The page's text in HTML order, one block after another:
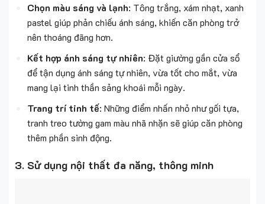
Chọn màu sáng và lạnh: Tông trắng, xám nhạt, xanh
pastel giúp phản chiếu ánh sáng, khiến căn phòng trở
nên thoáng đãng hơn.
Kết hợp ánh sáng tự nhiên: Đặt giường gần cửa sổ
để tận dụng ánh sáng tự nhiên, vừa tốt cho mắt, vừa
mang lại tinh thần sảng khoái mỗi ngày.
Trang trí tinh tế: Những điểm nhấn nhỏ như gối tựa,
tranh treo tường gam màu nhã nhặn sẽ giúp căn phòng
thêm phần sinh động.
3. Sử dụng nội thất đa năng, thông minh